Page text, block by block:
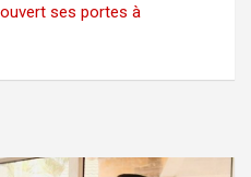
ses portes à